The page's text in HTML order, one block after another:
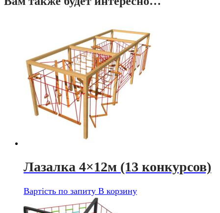
Лазалка 4×12м (13 конкурсов)
Вартість по запиту В корзину